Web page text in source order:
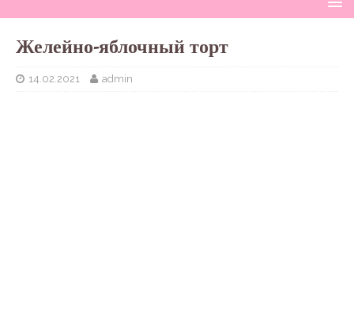
Желейно-яблочный торт
14.02.2021 admin